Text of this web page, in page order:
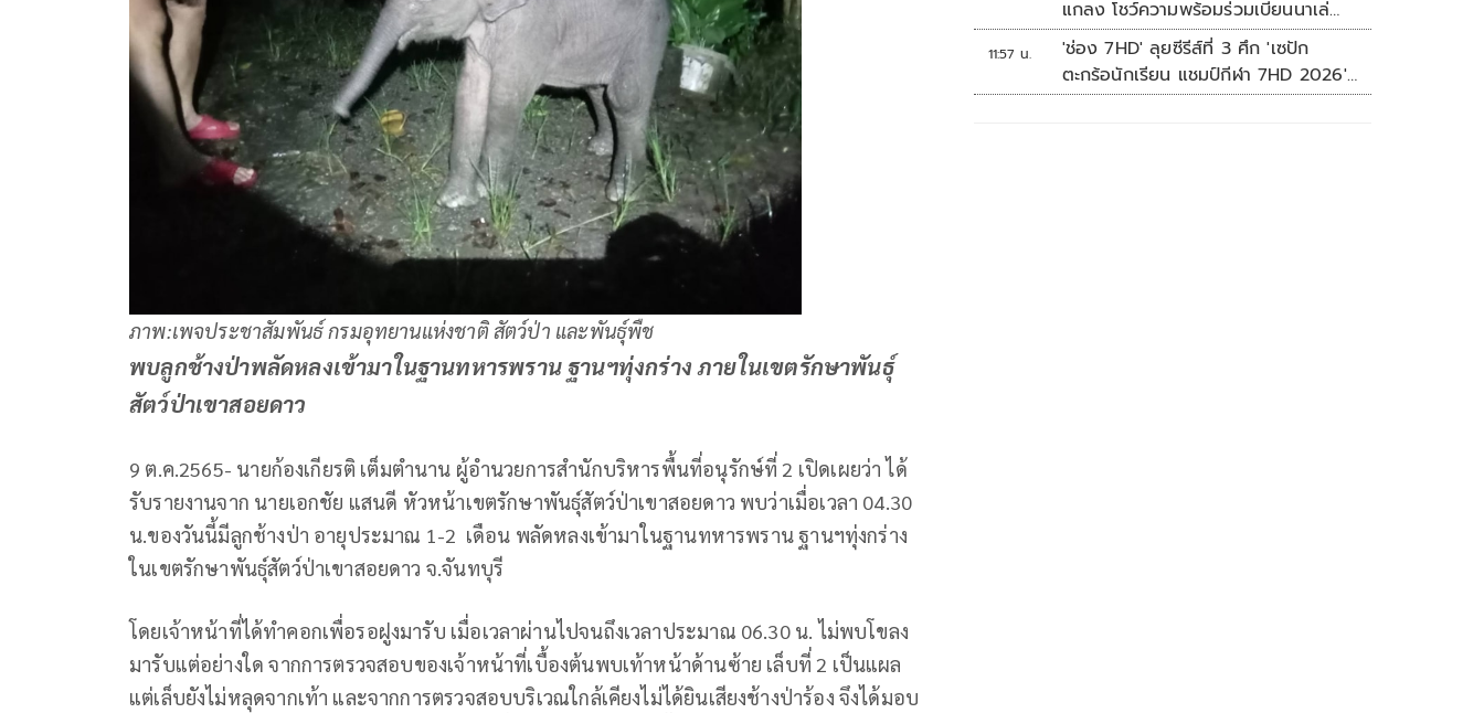
ภาพ:เพจประชาสัมพันธ์ กรมอุทยานแห่งชาติ สัตว์ป่า และพันธุ์พืช
พบลูกช้างป่าพลัดหลงเข้ามาในฐานทหารพราน ฐานฯทุ่งกร่าง ภายในเขตรักษาพันธุ์
สัตว์ป่าเขาสอยดาว
9 ต.ค.2565- นายก้องเกียรติ เต็มตำนาน ผู้อำนวยการสำนักบริหารพื้นที่อนุรักษ์ที่ 2 เปิดเผยว่า ได้
รับรายงานจาก นายเอกชัย แสนดี หัวหน้าเขตรักษาพันธุ์สัตว์ป่าเขาสอยดาว​ พบว่าเมื่อเวลา​ 04.30
น.ของวันนี้มีลูกช้างป่า อายุประมาณ​ 1-2​ เดือน พลัดหลงเข้ามาในฐานทหารพราน ฐานฯทุ่งกร่าง​
ในเขตรักษา​พันธุ์​สัตว์ป่า​เขา​สอยดาว​ จ.จันทบุรี
โดยเจ้าหน้าที่ได้ทำคอกเพื่อรอฝูงมารับ​ เมื่อเวลาผ่านไปจนถึงเวลา​ประมาณ 06.30 น.​ ไม่พบโขลง
มารับแต่อย่างใด​ จากการตรวจสอบของเจ้าหน้าที่เบื้องต้นพบเท้าหน้าด้านซ้าย​ เล็บที่​ 2​ เป็นแผล
แต่เล็บยังไม่หลุดจากเท้า และจากการตรวจสอบบริเวณ​ใกล้เคียงไม่ได้ยินเสียงช้างป่าร้อง จึงได้มอบ
แกลง โชว์ความพร้อมร่วมเบียนนาเล่
ระยอง
11:57 น.
'ช่อง 7HD' ลุยซีรีส์ที่ 3 ศึก 'เซปัก
ตะกร้อนักเรียน แชมป์กีฬา 7HD 2026'
เปิดรับทีมหญิงครั้งแรก